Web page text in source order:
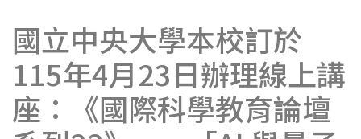
國立中央大學本校訂於
115年4月23日辦理線上講
座：《國際科學教育論壇